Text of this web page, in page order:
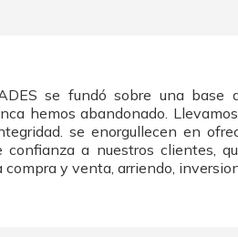
se fundó sobre una
hemos abandonado.
se enorgullecen en
confianza a nuestros clientes,
compra y venta, arriendo,